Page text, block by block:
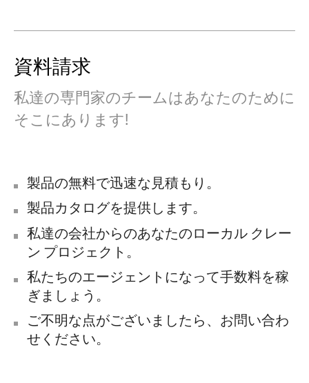
資料請求
私達の専門家のチームはあなたのために
そこにあります!
製品の無料で迅速な見積もり。
製品カタログを提供します。
私達の会社からのあなたのローカル クレー
ン プロジェクト。
私たちのエージェントになって手数料を稼
ぎましょう。
ご不明な点がございましたら、お問い合わ
せください。